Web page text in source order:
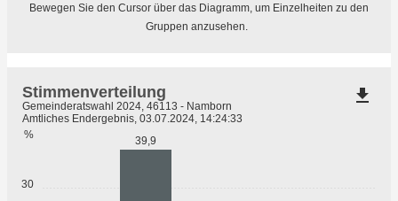
Bewegen Sie den Cursor über das Diagramm, um Einzelheiten zu den
Gruppen anzusehen.
30
%
39,9
Stimmenverteilung
Gemeinderatswahl 2024, 46113 - Namborn
Amtliches Endergebnis, 03.07.2024, 14:24:33
file_download